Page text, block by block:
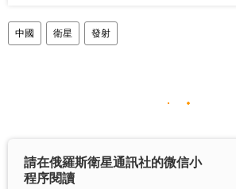
中國 衛星 發射
請在俄羅斯衛星通訊社的微信小
程序閱讀